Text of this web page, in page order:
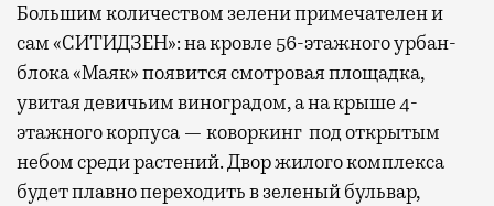
Большим количеством зелени примечателен и
сам «СИТИДЗЕН»: на кровле 56-этажного урбан-
блока «Маяк» появится смотровая площадка,
увитая девичьим виноградом, а на крыше 4-
этажного корпуса — коворкинг под открытым
небом среди растений. Двор жилого комплекса
будет плавно переходить в зеленый бульвар,